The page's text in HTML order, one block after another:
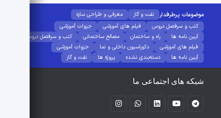
موضوعات پرطرفدار نفت و گاز
معرفی و طراحی سازه
کتب و سرفصل دروس
فیلم های آموزشی
جزوات آموزشی
آیین نامه ها
راه و ساختمان مصالح ساختمانی
کتب و سرفصل دروس
فیلم های آموزشی
دکوراسیون داخلی و نما
جزوات آموزشی
آیین نامه ها
دسته‌بندی نشده پروژه ها نفت و گاز
شبکه های اجتماعی ما